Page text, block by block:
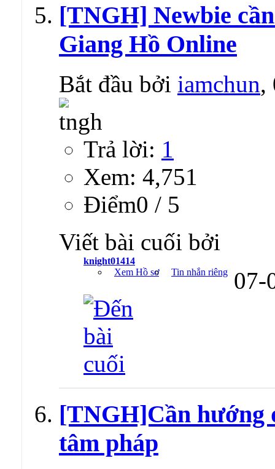
[TNGH] Newbie
Giang Hồ Online
Bắt đầu bởi iamchun,
Trả lời: 1
Xem: 4,751
Ðiểm0 / 5
Viết bài cuối bởi
knight01414
Xem Hồ sơ
Tin nhắn riêng 07-
[TNGH]Cần hướng
tâm pháp